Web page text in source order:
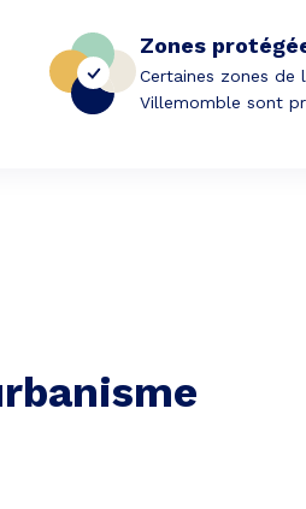
Zones
Certaines zones de
Villemomble sont